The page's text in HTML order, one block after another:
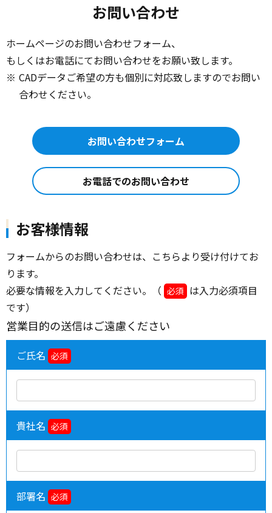
お問い合わせ
ホームページのお問い合わせフォーム、
もしくはお電話にてお問い合わせをお願い致します。
※ CADデータご希望の方も個別に対応致しますのでお問い
合わせください。
お問い合わせフォーム
お電話でのお問い合わせ
お客様情報
フォームからのお問い合わせは、こちらより受け付けてお
ります。
必要な情報を入力してください。（ 必須 は入力必須項目
です）
営業目的の送信はご遠慮ください
ご氏名 必須
貴社名 必須
部署名 必須